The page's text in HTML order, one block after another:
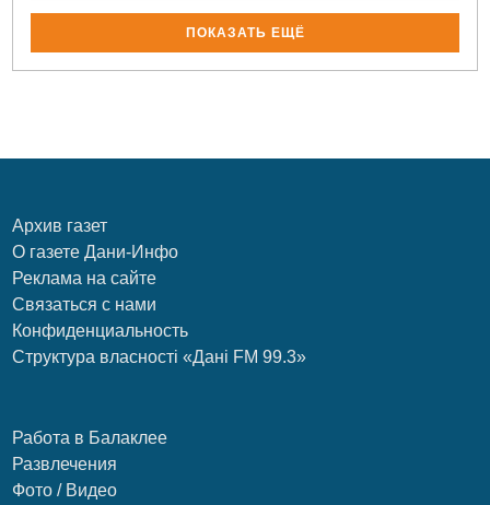
ПОКАЗАТЬ ЕЩЁ
Архив газет
О газете Дани-Инфо
Реклама на сайте
Связаться с нами
Конфиденциальность
Структура власності «Дані FM 99.3»
Работа в Балаклее
Развлечения
Фото / Видео